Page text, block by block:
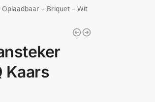
Oplaadbaar – Briquet – Wit
Kaars